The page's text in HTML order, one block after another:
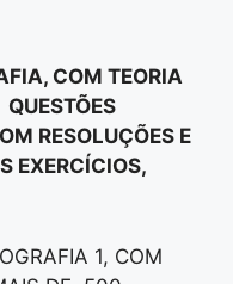
COM TEORIA
RESOLUÇÕES E
EXERCÍCIOS,
1, COM